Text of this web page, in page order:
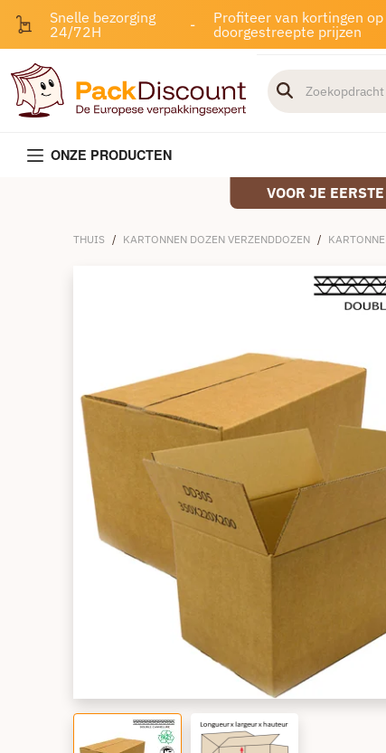
Snelle bezorging
24/72H
-
Profiteer van kortingen
doorgestreepte prijzen
ONZE PRODUCTEN
VOOR JE
THUIS / KARTONNEN DOZEN VERZENDDOZEN /